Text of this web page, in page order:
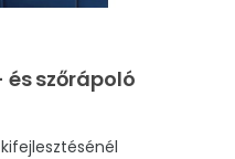
és szőrápoló